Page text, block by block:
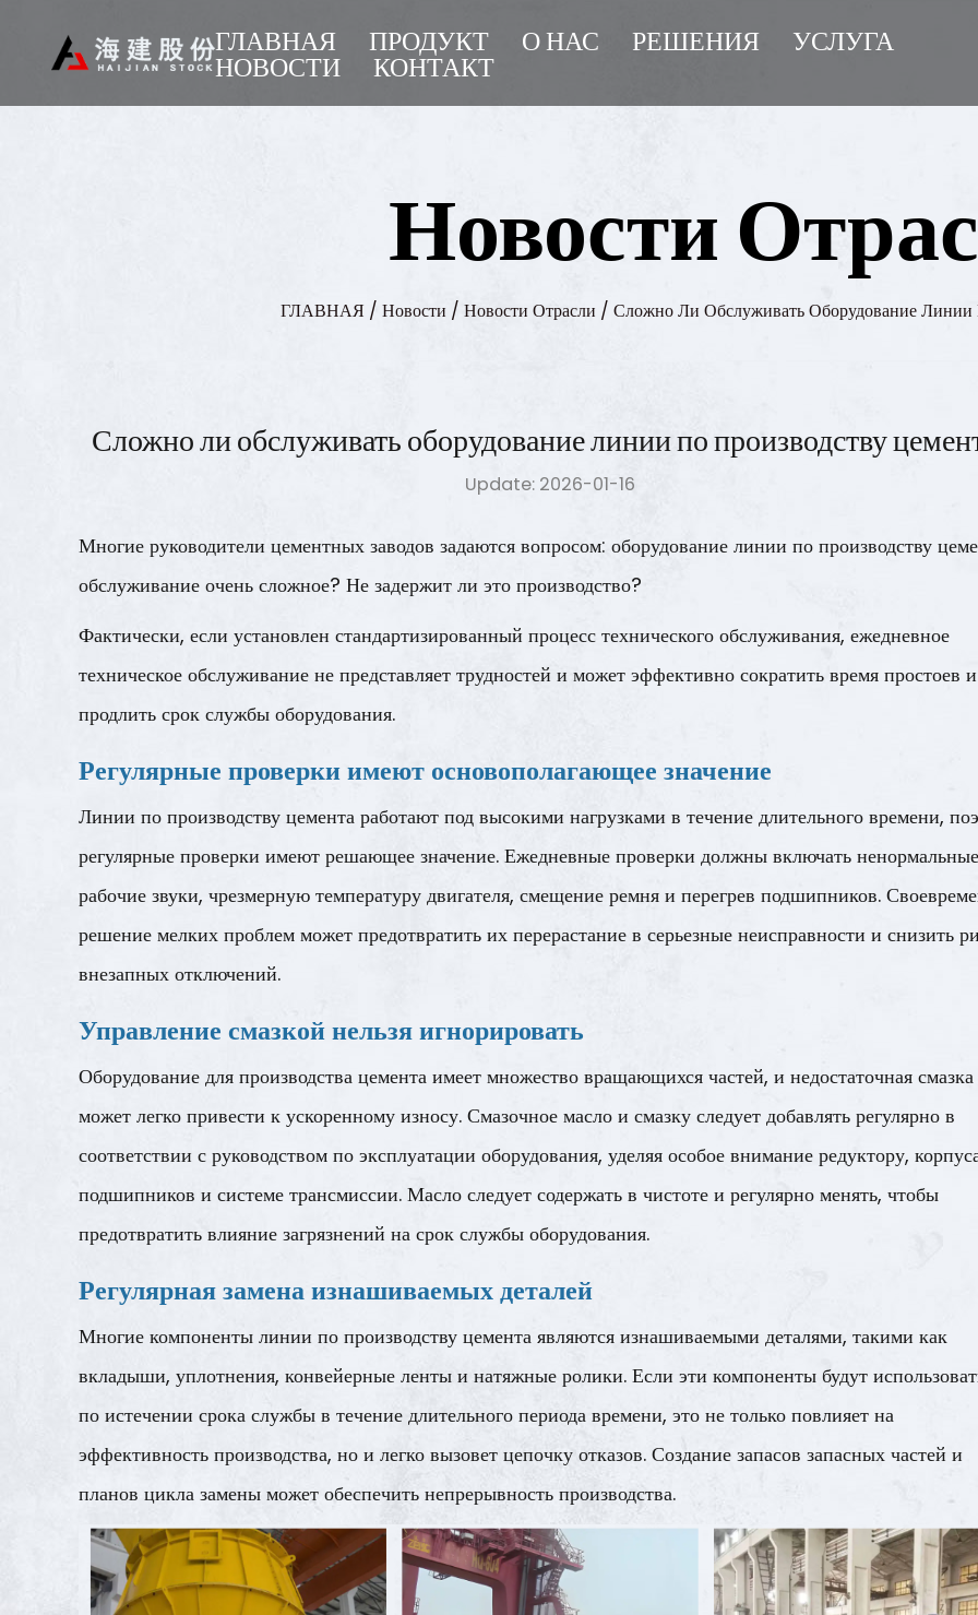
ГЛАВНАЯ ПРОДУКТ О НАС РЕШЕНИЯ
УСЛУГА
НОВОСТИ
КОНТАКТ
Новости
ГЛАВНАЯ / Новости / Новости Отрасли / Сложно Ли Обслуживать Оборудование Линии
Сложно ли обслуживать оборудование линии по производству
Update: 2026-01-16
Многие руководители цементных заводов задаются вопросом: оборудование линии по производству
обслуживание очень сложное? Не задержит ли это производство?
Фактически, если установлен стандартизированный процесс технического обслуживания, ежедневное
техническое обслуживание не представляет трудностей и может эффективно сократить время простоев и
продлить срок службы оборудования.
Регулярные проверки имеют основополагающее значение
Линии по производству цемента работают под высокими нагрузками в течение длительного времени,
регулярные проверки имеют решающее значение. Ежедневные проверки должны включать ненормальные
рабочие звуки, чрезмерную температуру двигателя, смещение ремня и перегрев подшипников.
решение мелких проблем может предотвратить их перерастание в серьезные неисправности и снизить
внезапных отключений.
Управление смазкой нельзя игнорировать
Оборудование для производства цемента имеет множество вращающихся частей, и недостаточная смазка
может легко привести к ускоренному износу. Смазочное масло и смазку следует добавлять регулярно в
соответствии с руководством по эксплуатации оборудования, уделяя особое внимание редуктору,
подшипников и системе трансмиссии. Масло следует содержать в чистоте и регулярно менять, чтобы
предотвратить влияние загрязнений на срок службы оборудования.
Регулярная замена изнашиваемых деталей
Многие компоненты линии по производству цемента являются изнашиваемыми деталями, такими как
вкладыши, уплотнения, конвейерные ленты и натяжные ролики. Если эти компоненты будут
по истечении срока службы в течение длительного периода времени, это не только повлияет на
эффективность производства, но и легко вызовет цепочку отказов. Создание запасов запасных частей и
планов цикла замены может обеспечить непрерывность производства.